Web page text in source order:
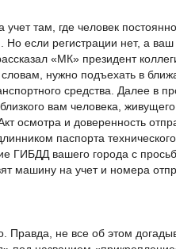
там, где человек
Но если регистрации нет, а
«МК» президент
нужно подъехать в
средства. Далее в
вам человека,
осмотра и доверенность
паспорта
ГИБДД вашего города с
машину на учет и номера
Правда, не все об этом